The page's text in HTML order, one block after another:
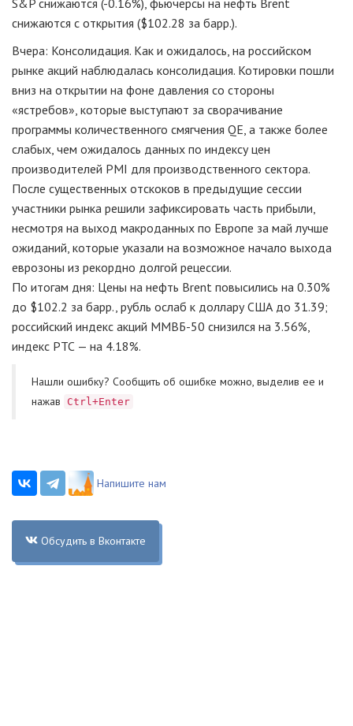
снижаются с открытия ($102.28 за барр.).
Вчера: Консолидация. Как и ожидалось, на российском
рынке акций наблюдалась консолидация. Котировки пошли
вниз на открытии на фоне давления со стороны
«ястребов», которые выступают за сворачивание
программы количественного смягчения QE, а также более
слабых, чем ожидалось данных по индексу цен
производителей PMI для производственного сектора.
После существенных отскоков в предыдущие сессии
участники рынка решили зафиксировать часть прибыли,
несмотря на выход макроданных по Европе за май лучше
ожиданий, которые указали на возможное начало выхода
еврозоны из рекордно долгой рецессии.
По итогам дня: Цены на нефть Brent повысились на 0.30%
до $102.2 за барр., рубль ослаб к доллару США до 31.39;
российский индекс акций ММВБ-50 снизился на 3.56%,
индекс РТС — на 4.18%.
Нашли ошибку? Cообщить об ошибке можно, выделив ее и
нажав
Ctrl+Enter
Напишите нам
Обсудить в Вконтакте